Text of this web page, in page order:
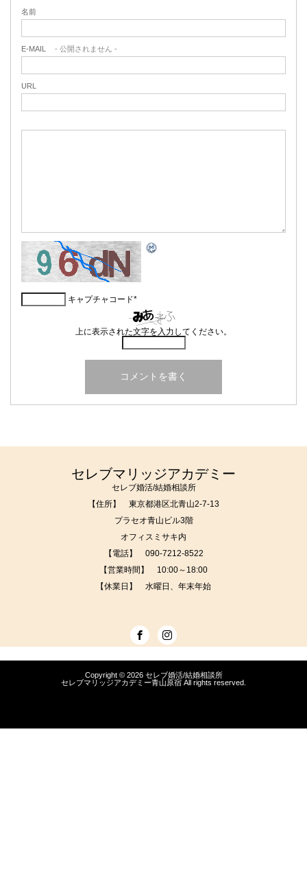
名前
E-MAIL - 公開されません -
URL
キャプチャコード*
上に表示された文字を入力してください。
セレブマリッジアカデミー
セレブ婚活/結婚相談所
【住所】 東京都港区北青山2-7-13
プラセオ青山ビル3階
オフィスミサキ内
【電話】 090-7212-8522
【営業時間】 10:00～18:00
【休業日】 水曜日、年末年始
Copyright © 2026 セレブ婚活/結婚相談所
セレブマリッジアカデミー青山原宿 All rights reserved.